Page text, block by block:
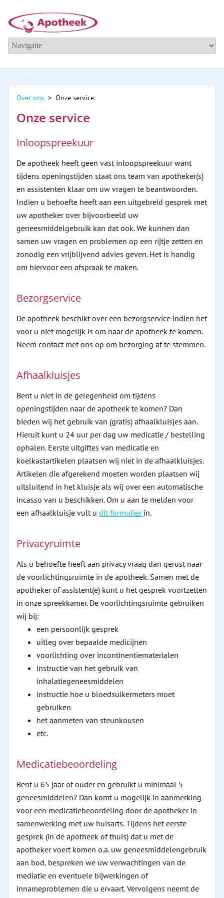
Over ons > Onze service
Onze service
Inloopspreekuur
De apotheek heeft geen vast inloopspreekuur want
tijdens openingstijden staat ons team van apotheker(s)
en assistenten klaar om uw vragen te beantwoorden.
Indien u behoefte heeft aan een uitgebreid gesprek met
uw apotheker over bijvoorbeeld uw
geneesmiddelgebruik kan dat ook. We kunnen dan
samen uw vragen en problemen op een rijtje zetten en
zonodig een vrijblijvend advies geven. Het is handig
om hiervoor een afspraak te maken.
Bezorgservice
De apotheek beschikt over een bezorgservice indien het
voor u niet mogelijk is om naar de apotheek te komen.
Neem contact met ons op om bezorging af te stemmen.
Afhaalkluisjes
Bent u niet in de gelegenheid om tijdens
openingstijden naar de apotheek te komen? Dan
bieden wij het gebruik van (gratis) afhaalkluisjes aan.
Hieruit kunt u 24 uur per dag uw medicatie / bestelling
ophalen. Eerste uitgiftes van medicatie en
koelkastartikelen plaatsen wij niet in de afhaalkluisjes.
Artikelen die afgerekend moeten worden plaatsen wij
uitsluitend in het kluisje als wij over een automatische
incasso van u beschikken. Om u aan te melden voor
een afhaalkluisje vult u dit formulier in.
Privacyruimte
Als u behoefte heeft aan privacy vraag dan gerust naar
de voorlichtingsruimte in de apotheek. Samen met de
apotheker of assistent(e) kunt u het gesprek voortzetten
in onze spreekkamer. De voorlichtingsruimte gebruiken
wij bij:
een persoonlijk gesprek
uitleg over bepaalde medicijnen
voorlichting over incontinentiematerialen
instructie van het gebruik van
inhalatiegeneesmiddelen
instructie hoe u bloedsuikermeters moet
gebruiken
het aanmeten van steunkousen
etc.
Medicatiebeoordeling
Bent u 65 jaar of ouder en gebruikt u minimaal 5
geneesmiddelen? Dan komt u mogelijk in aanmerking
voor een medicatiebeoordeling door de apotheker in
samenwerking met uw huisarts. Tijdens het eerste
gesprek (in de apotheek of thuis) dat u met de
apotheker voert komen o.a. uw geneesmiddelengebruik
aan bod, bespreken we uw verwachtingen van de
mediatie en eventuele bijwerkingen of
innameproblemen die u ervaart. Vervolgens neemt de